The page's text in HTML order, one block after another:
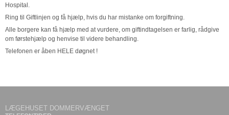
Hospital.
Ring til Giftlinjen og få hjælp, hvis du har mistanke om forgiftning.
Alle borgere kan få hjælp med at vurdere, om giftindtagelsen er farlig, rådgive
om førstehjælp og henvise til videre behandling.
Telefonen er åben HELE døgnet !
LÆGEHUSET DOMMERVÆNGET